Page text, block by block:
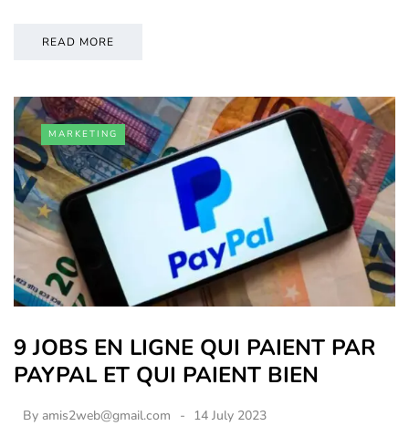
READ MORE
MARKETING
9 JOBS EN LIGNE QUI PAIENT PAR
PAYPAL ET QUI PAIENT BIEN
By amis2web@gmail.com 14 July 2023